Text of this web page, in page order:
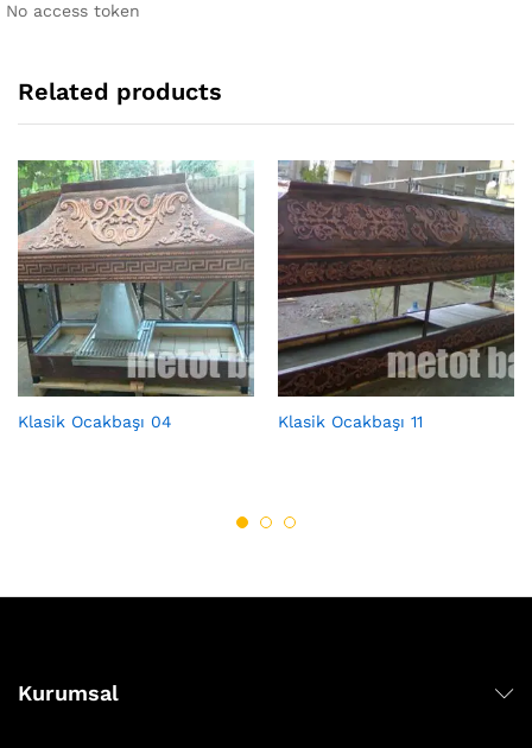
No access token
Related products
Klasik Ocakbaşı 04 Klasik Ocakbaşı 11
Kurumsal